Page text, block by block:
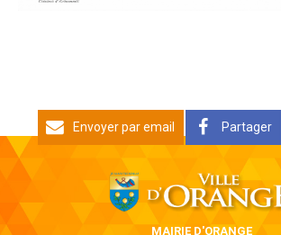
Envoyer par email Partager
MAIRIE D'ORANGE